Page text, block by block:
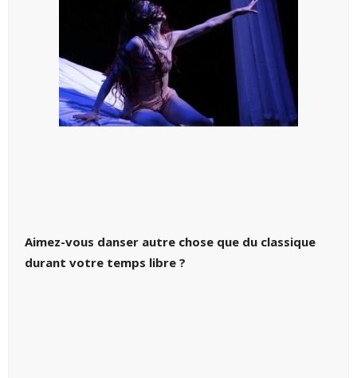
Aimez-vous danser autre chose que du classique
durant votre temps libre ?